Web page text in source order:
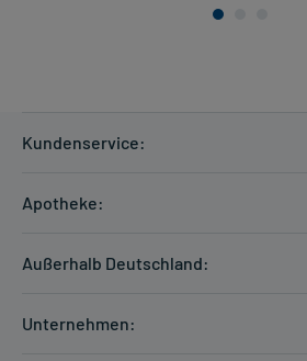
Kundenservice:
Zahlungsarten
Hilfe
Apotheke:
Außerhalb Deutschland:
Unternehmen: